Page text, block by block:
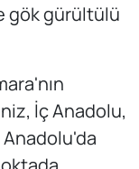
gök gürültülü
İç Anadolu,